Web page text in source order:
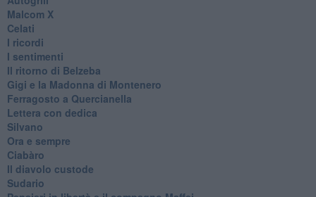
Malcom X
Celati
I ricordi
I sentimenti
Il ritorno di Belzeba
Gigi e la Madonna di Montenero
Ferragosto a Quercianella
Lettera con dedica
Silvano
Ora e sempre
Ciabàro
Il diavolo custode
Sudario